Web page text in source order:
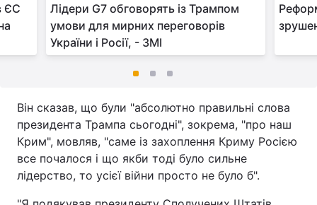
ЄС
Лідери G7 обговорять із Трампом
умови для мирних переговорів
України і Росії, - ЗМІ
Він сказав, що були "абсолютно правильні слова
президента Трампа сьогодні", зокрема, "про наш
Крим", мовляв, "саме із захоплення Криму Росією
все почалося і що якби тоді було сильне
лідерство, то усієї війни просто не було б".